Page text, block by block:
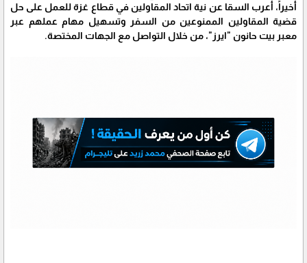
أخيراً، أعرب السقا عن نية اتحاد المقاولين في قطاع غزة للعمل على حل
قضية المقاولين الممنوعين من السفر وتسهيل مهام عملهم عبر
معبر بيت حانون "ايرز"، من خلال التواصل مع الجهات المختصة.